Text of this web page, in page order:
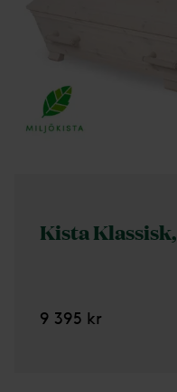
Kista Klassisk,
9 395 kr